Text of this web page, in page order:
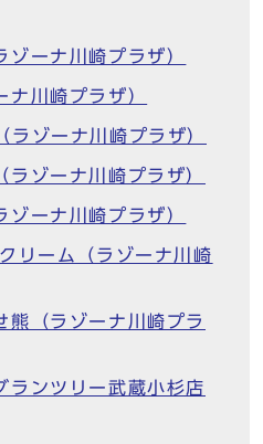
ーナ川崎プラザ）
ナ川崎プラザ）
ゾーナ川崎プラザ）
ラゾーナ川崎プラザ）
ーナ川崎プラザ）
リーム（ラゾーナ川崎
（ラゾーナ川崎プラ
ンツリー武蔵小杉店